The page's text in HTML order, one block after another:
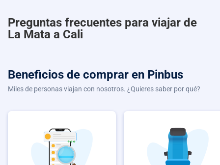
Preguntas frecuentes para viajar de
La Mata a Cali
Beneficios de comprar en Pinbus
Miles de personas viajan con nosotros. ¿Quieres saber por qué?